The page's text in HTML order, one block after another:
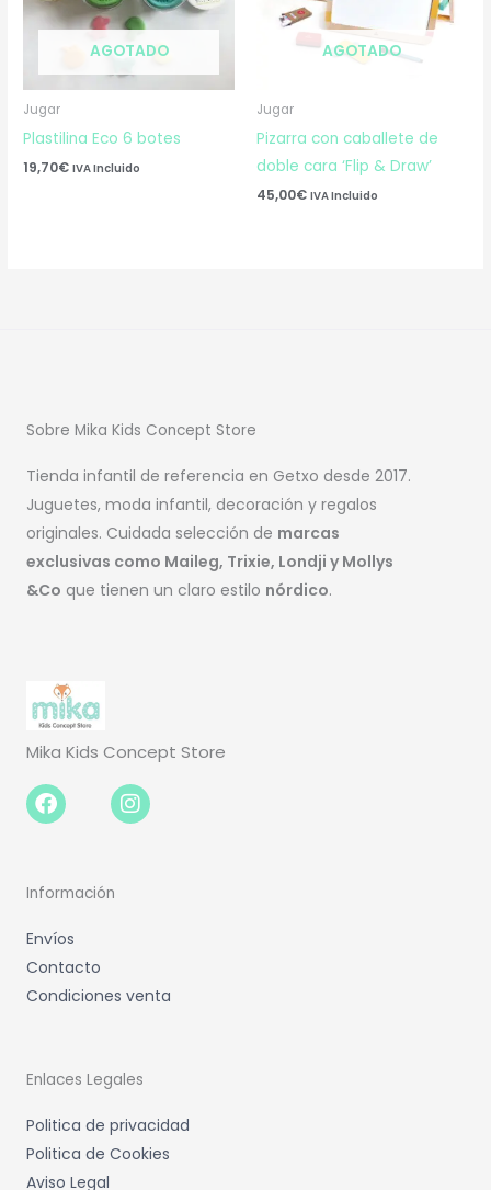
AGOTADO
Jugar
Plastilina Eco 6 botes
19,70€ IVA Incluido
AGOTADO
Jugar
Pizarra con caballete de
doble cara ‘Flip & Draw’
45,00€ IVA Incluido
Sobre Mika Kids Concept Store
Tienda infantil de referencia en Getxo desde 2017.
Juguetes, moda infantil, decoración y regalos
originales. Cuidada selección de marcas
exclusivas como Maileg, Trixie, Londji y Mollys
&Co que tienen un claro estilo nórdico.
Mika Kids Concept Store
Facebook-
f
Instagram
Información
Envíos
Contacto
Condiciones venta
Enlaces Legales
Politica de privacidad
Politica de Cookies
Aviso Legal